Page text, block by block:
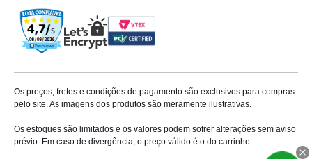
Os preços, fretes e condições de pagamento são exclusivos para compras
pelo site. As imagens dos produtos são meramente ilustrativas.
Os estoques são limitados e os valores podem sofrer alterações sem aviso
prévio. Em caso de divergência, o preço válido é o do carrinho.